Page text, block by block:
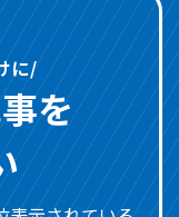
に/
を